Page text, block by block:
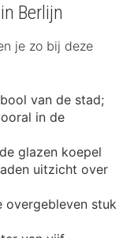
Berlijn
je zo bij deze
van de stad;
in de
glazen koepel
uitzicht over
overgebleven stuk